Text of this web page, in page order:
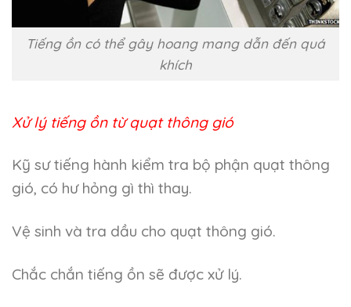
Tiếng ồn có thể gây hoang mang dẫn đến quá
khích
Xử lý tiếng ồn từ quạt thông gió
Kỹ sư tiếng hành kiểm tra bộ phận quạt thông
gió, có hư hỏng gì thì thay.
Vệ sinh và tra dầu cho quạt thông gió.
Chắc chắn tiếng ồn sẽ được xử lý.